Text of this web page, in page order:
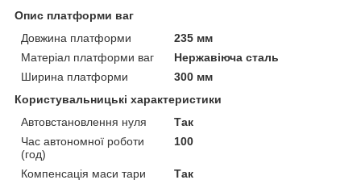
Опис платформи ваг
Довжина платформи
235 мм
Матеріал платформи ваг
Нержавіюча сталь
Ширина платформи
300 мм
Користувальницькі характеристики
Автовстановлення нуля
Так
Час автономної роботи
(год)
100
Компенсація маси тари Так